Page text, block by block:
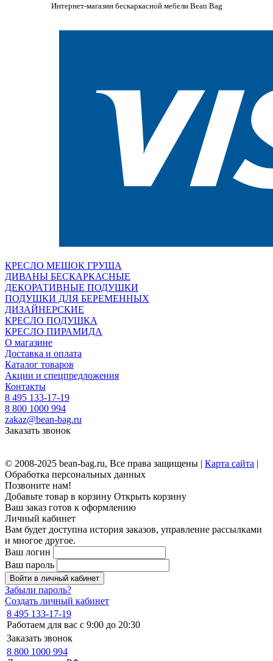
Интернет-магазин бескаркасной мебели Bean Bag
КРЕСЛО МЕШОК ГРУША
ДИВАНЫ БЕСКАРКАСНЫЕ
ДЕКОРАТИВНЫЕ ПОДУШКИ
ПОДУШКИ ДЛЯ БЕРЕМЕННЫХ
ДИЗАЙНЕРСКИЕ
КРЕСЛО ПОДУШКА
КРЕСЛО ПИРАМИДА
О магазине
Доставка и оплата
Каталог товаров
Акции и спецпредложения
Контакты
8 495 133-17-19
8 800 1000 994
zakaz@bean-bag.ru
Заказать звонок
© 2008-2025 bean-bag.ru, Все права защищены | Карта сайта |
Обработка персональных данных
Позвоните нам!
Добавьте товар в корзину Открыть корзину
Ваш заказ готов к оформлению
Личный кабинет
Вам будет доступна история заказов, управление рассылками
и многое другое.
Ваш логин
Ваш пароль
Войти в личный кабинет
Забыли пароль?
Создать личный кабинет
8 495 133-17-19
Работаем для вас с 9:00 до 20:30
Заказать звонок
8 800 1000 994